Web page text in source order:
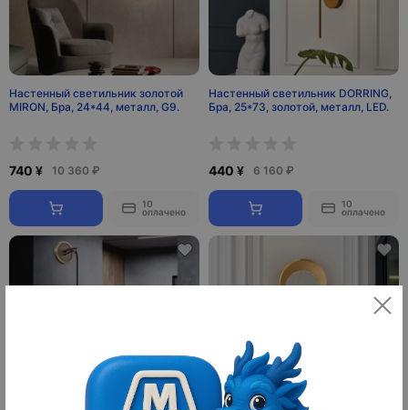
Настенный светильник золотой
MIRON, Бра, 24*44, металл, G9.
740 ¥ 10 360 ₽
10
оплачено
Настенный светильник DORRING,
Бра, 25*73, золотой, металл, LED.
440 ¥ 6 160 ₽
10
оплачено